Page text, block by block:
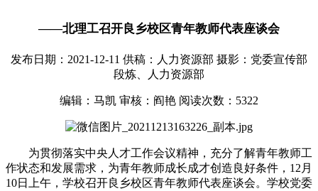
——北理工召开良乡校区青年教师代表座谈会
发布日期：2021-12-11 供稿：人力资源部 摄影：党委宣传部
段炼、人力资源部
编辑：马凯 审核：阎艳 阅读次数： 5322
为贯彻落实中央人才工作会议精神，充分了解青年教师工
作状态和发展需求，为青年教师成长成才创造良好条件，12月
10日上午，学校召开良乡校区青年教师代表座谈会。学校党委